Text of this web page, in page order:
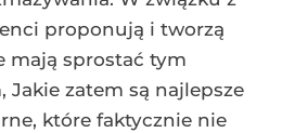
proponują i tworzą
mają sprostać tym
zatem są najlepsze
które faktycznie nie